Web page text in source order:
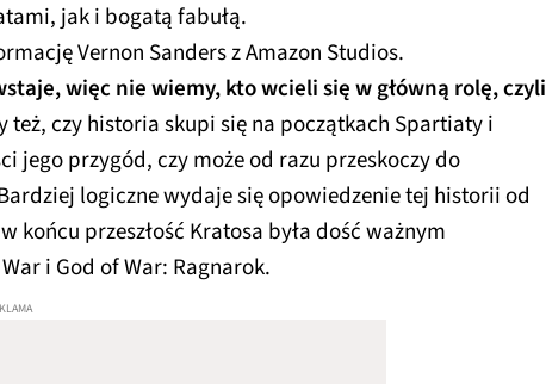
jak i bogatą fabułą.
Vernon Sanders z Amazon Studios.
więc nie wiemy, kto wcieli się w główną rolę, czyli
też, czy historia skupi się na początkach Spartiaty i
jego przygód, czy może od razu przeskoczy do
logiczne wydaje się opowiedzenie tej historii od
końcu przeszłość Kratosa była dość ważnym
i God of War: Ragnarok.